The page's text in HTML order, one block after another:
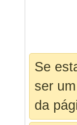
Se
ser
da